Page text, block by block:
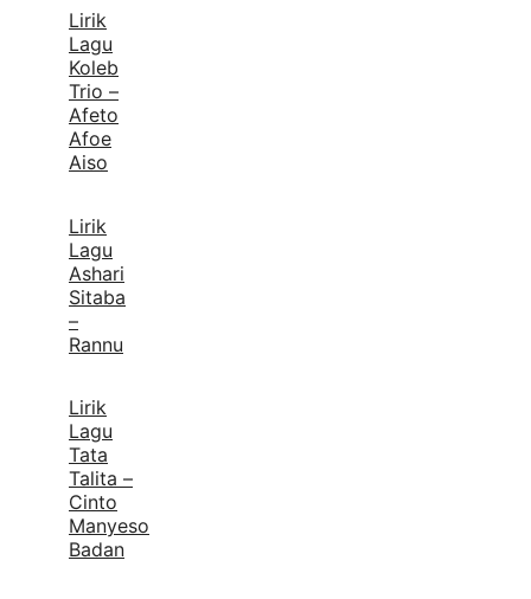
Lirik
Lagu
Koleb
Trio –
Afeto
Afoe
Aiso
Lirik
Lagu
Ashari
Sitaba
–
Rannu
Lirik
Lagu
Tata
Talita –
Cinto
Manyeso
Badan